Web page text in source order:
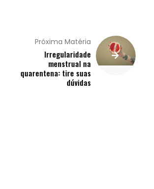
Próxima Matéria
Irregularidade
menstrual na
quarentena: tire suas
dúvidas